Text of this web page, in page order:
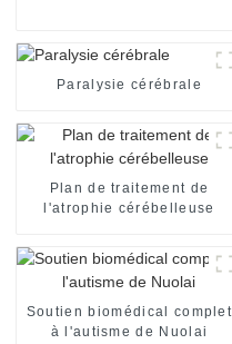
Paralysie cérébrale
Plan de traitement de
l'atrophie cérébelleuse
Soutien biomédical complet
à l'autisme de Nuolai